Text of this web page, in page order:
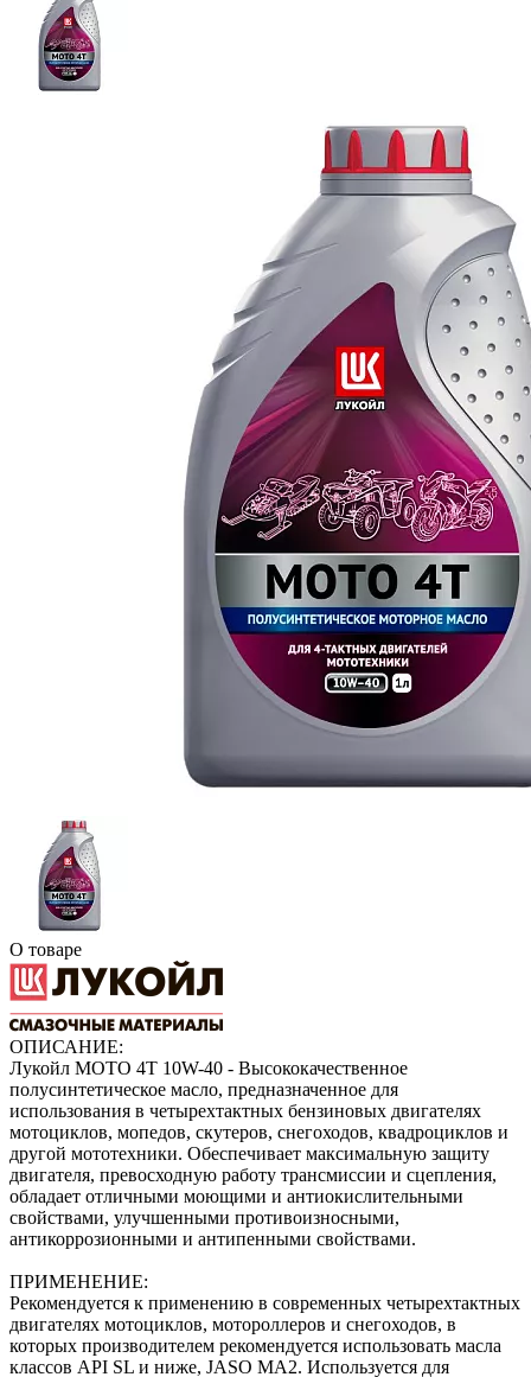
О товаре
ОПИСАНИЕ:
Лукойл МОТО 4Т 10W-40 - Высококачественное
полусинтетическое масло, предназначенное для
использования в четырехтактных бензиновых двигателях
мотоциклов, мопедов, скутеров, снегоходов, квадроциклов и
другой мототехники. Обеспечивает максимальную защиту
двигателя, превосходную работу трансмиссии и сцепления,
обладает отличными моющими и антиокислительными
свойствами, улучшенными противоизносными,
антикоррозионными и антипенными свойствами.
ПРИМЕНЕНИЕ:
Рекомендуется к применению в современных четырехтактных
двигателях мотоциклов, мотороллеров и снегоходов, в
которых производителем рекомендуется использовать масла
классов API SL и ниже, JASO MA2. Используется для